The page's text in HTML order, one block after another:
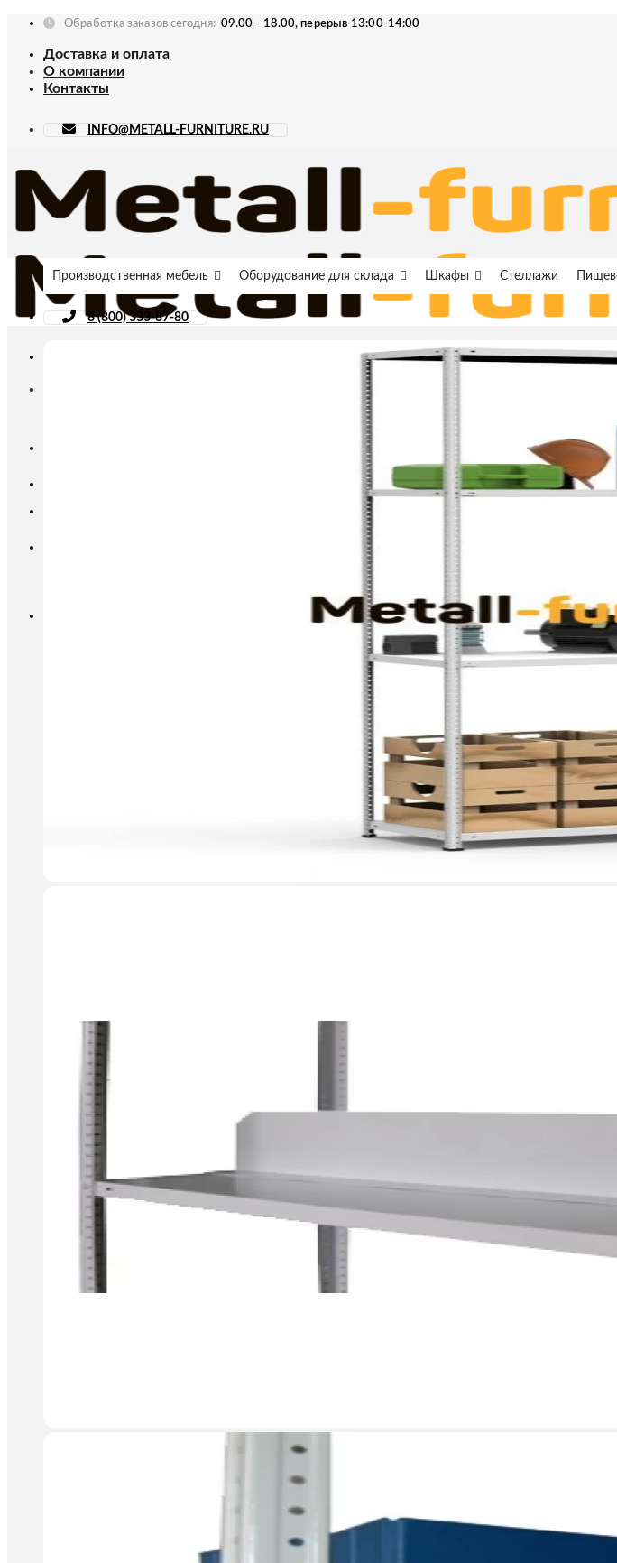
Skip
content
Обработка заказов сегодня: 09.00 - 18.00, перерыв 13:00-14:00
Доставка и оплата
О компании
Контакты
INFO@METALL-FURNITURE.RU
Производственная мебель Оборудование для склада Шкафы Стеллажи
8 (800) 333-87-80